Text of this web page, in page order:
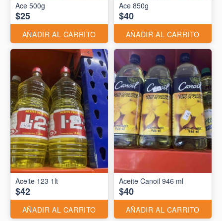
Ace 500g
$25
AÑADIR AL CARRITO
Ace 850g
$40
AÑADIR AL CARRITO
Aceite 123 1lt
$42
AÑADIR AL CARRITO
Aceite Canoil 946 ml
$40
AÑADIR AL CARRITO